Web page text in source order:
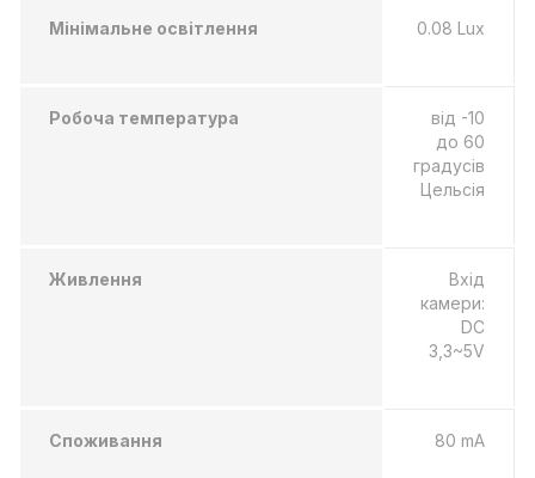
Мінімальне освітлення 0.08 Lux
Робоча температура
від -10
до 60
градусів
Цельсія
Живлення
Вхід
камери:
DC
3,3~5V
Споживання 80 mA